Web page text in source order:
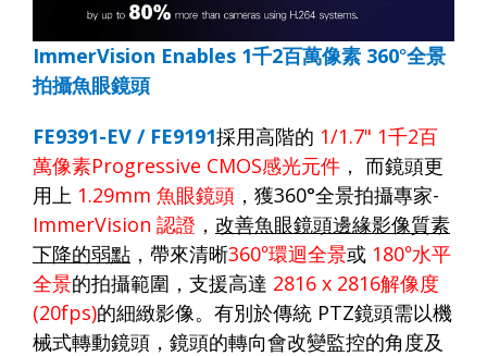
ImmerVision Enables 1千2百萬像素 360°全景
拍攝魚眼鏡頭
FE9391-EV / FE9191採用高階的 1/1.7" 1千2百
萬像素Progressive CMOS感光元件 ， 而鏡頭更
用上 1.29mm 魚眼鏡頭 ，獲360°全景拍攝專家-
ImmerVision 認證 ， 改善魚眼鏡頭邊緣影像質素
下降的弱點 ，帶來清晰360°環迴全景或 180°水平
全景的拍攝範圍，支援高達 2816 x 2816解像度
(20fps)的細緻影像。有別於傳統 PTZ鏡頭需以機
械式轉動鏡頭，鏡頭的轉向會改變監控的角度及